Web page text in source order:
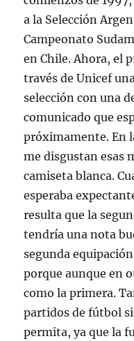
a la Selección
Campeonato
en Chile. Ahora, el
través de Unicef
selección con una
comunicado que
próximamente. En
me disgustan esas
camiseta blanca.
esperaba
resulta que la
tendría una nota
segunda
porque aunque en
como la primera.
partidos de fútbol
permita, ya que la